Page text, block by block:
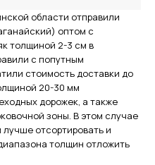
области отправили
оптом с
толщиной 2-3 см в
с попутным
стоимость доставки до
20-30 мм
дорожек, а также
зоны. В этом случае
отсортировать и
толщин отложить